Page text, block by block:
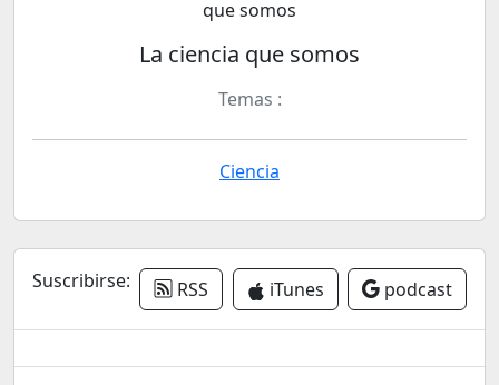
La ciencia que somos
Temas :
Ciencia
Suscribirse: RSS iTunes podcast